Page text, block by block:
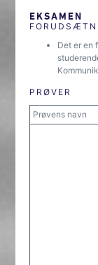
EKSAMEN
Det er en
PRØVER
Prøvens navn